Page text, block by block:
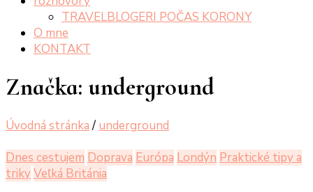
TRAVELBLOGERI POČAS KORONY
O mne
KONTAKT
Značka: underground
Úvodná stránka / underground
Dnes cestujem Doprava Európa Londýn Praktické tipy a
trikyVeľká Británia